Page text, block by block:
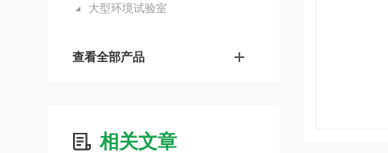
大型环境试验室
查看全部产品
相关文章